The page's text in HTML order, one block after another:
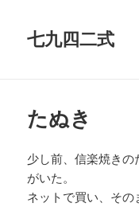
七九四二式
たぬき
少し前、信楽焼き
がいた。
ネットで買い、そ